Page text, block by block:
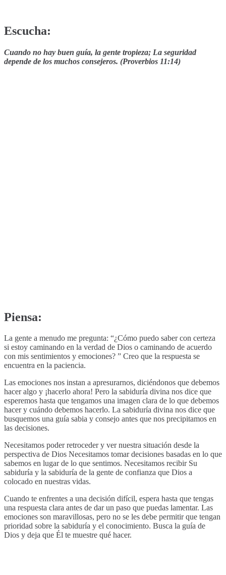
Escucha:
Cuando no hay buen guía, la gente tropieza; La seguridad
depende de los muchos consejeros. (Proverbios 11:14)
Piensa:
La gente a menudo me pregunta: “¿Cómo puedo saber con certeza
si estoy caminando en la verdad de Dios o caminando de acuerdo
con mis sentimientos y emociones? ” Creo que la respuesta se
encuentra en la paciencia.
Las emociones nos instan a apresurarnos, diciéndonos que debemos
hacer algo y ¡hacerlo ahora! Pero la sabiduría divina nos dice que
esperemos hasta que tengamos una imagen clara de lo que debemos
hacer y cuándo debemos hacerlo. La sabiduría divina nos dice que
busquemos una guía sabia y consejo antes que nos precipitamos en
las decisiones.
Necesitamos poder retroceder y ver nuestra situación desde la
perspectiva de Dios Necesitamos tomar decisiones basadas en lo que
sabemos en lugar de lo que sentimos. Necesitamos recibir Su
sabiduría y la sabiduría de la gente de confianza que Dios a
colocado en nuestras vidas.
Cuando te enfrentes a una decisión difícil, espera hasta que tengas
una respuesta clara antes de dar un paso que puedas lamentar. Las
emociones son maravillosas, pero no se les debe permitir que tengan
prioridad sobre la sabiduría y el conocimiento. Busca la guía de
Dios y deja que Él te muestre qué hacer.